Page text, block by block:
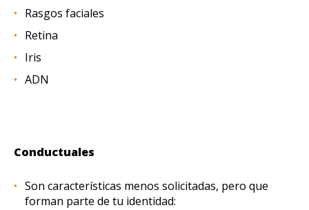
Rasgos faciales
Retina
Iris
ADN
Conductuales
Son características menos solicitadas, pero que
forman parte de tu identidad: